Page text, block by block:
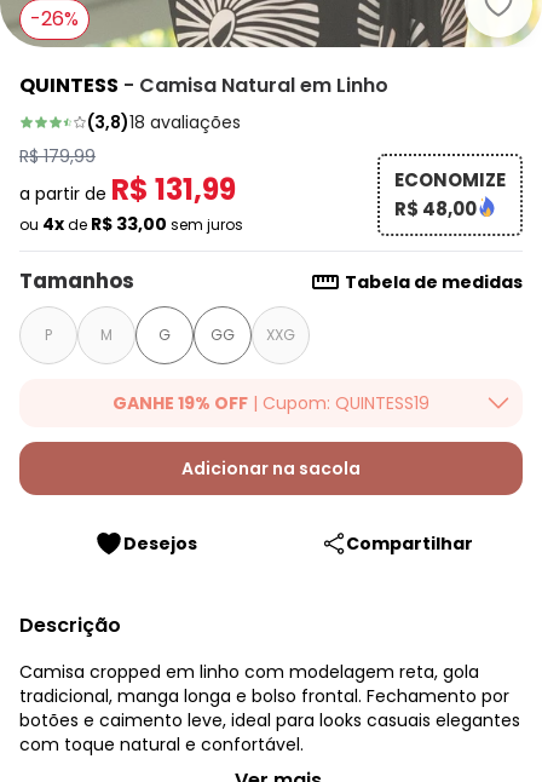
-26%
QUINTESS - Camisa Natural em Linho
(3,8)18 avaliações
R$ 179,99
a partir de R$ 131,99
ou 4xde R$ 33,00 sem juros
ECONOMIZE
R$ 48,00
Tamanhos Tabela de medidas
P M G GG XXG
GANHE 19% OFF | Cupom: QUINTESS19
Ganhe 19% OFF Extra em qualquer valor, usando o cupom:
QUINTESS19. Válido para toda loja Quintess, até 07/08/2026.
Adicionar na sacola
Desejos Compartilhar
Descrição
Camisa cropped em linho com modelagem reta, gola
tradicional, manga longa e bolso frontal. Fechamento por
botões e caimento leve, ideal para looks casuais elegantes
com toque natural e confortável.